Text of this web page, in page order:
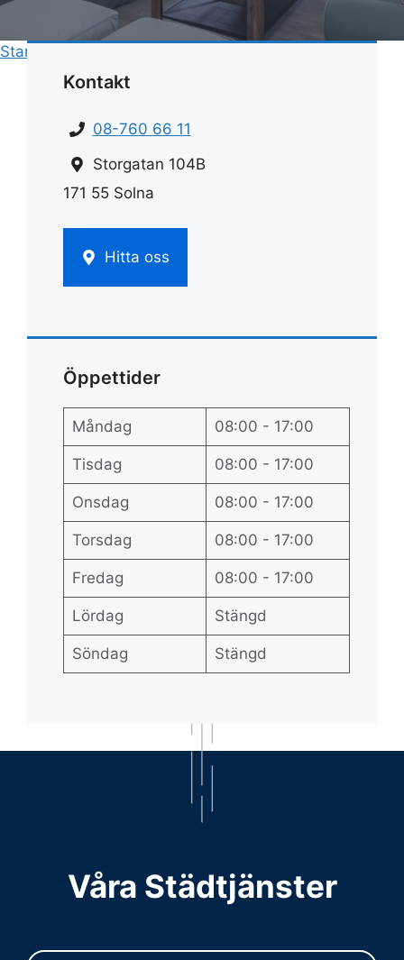
Start
Kontakt
08-760 66 11
Storgatan 104B
171 55 Solna
Hitta oss
Öppettider
Måndag 08:00 - 17:00
Tisdag 08:00 - 17:00
Onsdag 08:00 - 17:00
Torsdag 08:00 - 17:00
Fredag 08:00 - 17:00
Lördag Stängd
Söndag Stängd
Våra Städtjänster